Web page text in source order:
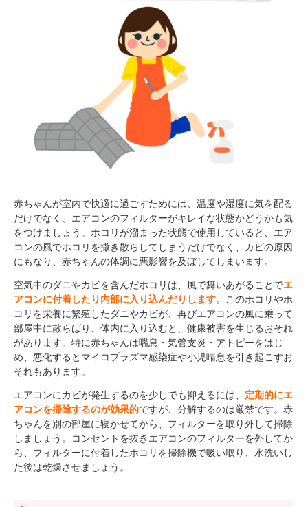
赤ちゃんが室内で快適に過ごすためには、温度や湿度に気を配る
だけでなく、エアコンのフィルターがキレイな状態かどうかも気
をつけましょう。ホコリが溜まった状態で使用していると、エア
コンの風でホコリを撒き散らしてしまうだけでなく、カビの原因
にもなり、赤ちゃんの体調に悪影響を及ぼしてしまいます。
空気中のダニやカビを含んだホコリは、風で舞いあがることでエ
アコンに付着したり内部に入り込んだりします。このホコリやホ
コリを栄養に繁殖したダニやカビが、再びエアコンの風に乗って
部屋中に散らばり、体内に入り込むと、健康被害を生じるおそれ
があります。特に赤ちゃんは喘息・気管支炎・アトピーをはじ
め、悪化するとマイコプラズマ感染症や小児喘息を引き起こすお
それもあります。
エアコンにカビが発生するのを少しでも抑えるには、 定期的にエ
アコンを掃除するのが効果的ですが、分解するのは厳禁です。赤
ちゃんを別の部屋に寝かせてから、フィルターを取り外して掃除
しましょう。コンセントを抜きエアコンのフィルターを外してか
ら、フィルターに付着したホコリを掃除機で吸い取り、水洗いし
た後は乾燥させましょう。